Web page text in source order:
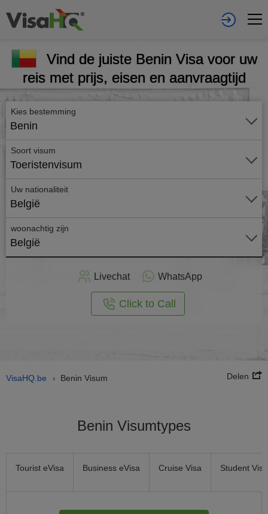
Vind de juiste Benin Visa voor uw
reis met prijs, eisen en aanvraagtijd
Kies bestemming
Benin
Soort visum
Toeristenvisum
Uw nationaliteit
België
woonachtig zijn
België
Livechat WhatsApp
Click to Call
VisaHQ.be › Benin Visum Delen
Benin Visumtypes
Tourist eVisa Business eVisa Cruise Visa Student Visa